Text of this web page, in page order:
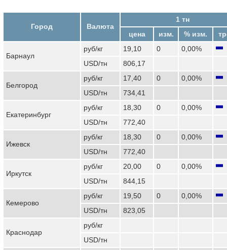
Город Валюта
1 тн
цена
изм. % изм.
Барнаул
руб/кг 19,10 0
0,00%
USD/тн
806,17
Белгород
руб/кг 17,40 0
0,00%
USD/тн
734,41
Екатеринбург
руб/кг 18,30 0
0,00%
USD/тн
772,40
Ижевск
руб/кг 18,30 0
0,00%
USD/тн
772,40
Иркутск
руб/кг 20,00 0
0,00%
USD/тн
844,15
Кемерово
руб/кг 19,50 0
0,00%
USD/тн
823,05
Краснодар
руб/кг
USD/тн